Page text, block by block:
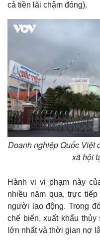
cả tiền lãi chậm đóng).
Doanh nghiệp Quốc Việt
xã hội
Hành vi vi phạm này
nhiều năm qua, trực
người lao động. Trong
chế biến, xuất khẩu
lớn nhất và thời gian nợ